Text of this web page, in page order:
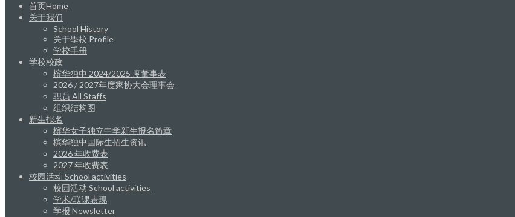
首页Home
关于我们
School History
关于學校 Profile
学校手册
学校校政
槟华独中 2024/2025 度董事表
2026 / 2027年度家协大会理事会
职员 All Staffs
组织结构图
新生报名
槟华女子独立中学新生报名简章
槟华独中国际生招生资讯
2026 年收费表
2027 年收费表
校园活动 School activities
校园活动 School activities
学术/联课表现
学报 Newsletter